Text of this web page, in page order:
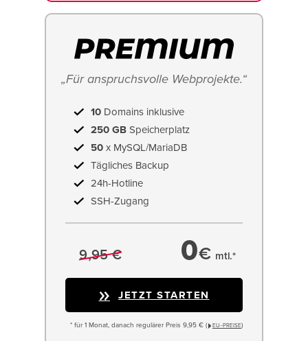
„Für anspruchsvolle Webprojekte.“
10 Domains inklusive
250 GB Speicherplatz
50 x MySQL/MariaDB
Tägliches Backup
24h-Hotline
SSH-Zugang
9,95 € 0€ mtl.*
JETZT STARTEN
* für 1 Monat, danach regulärer Preis 9,95 € ( EU−PREISE)